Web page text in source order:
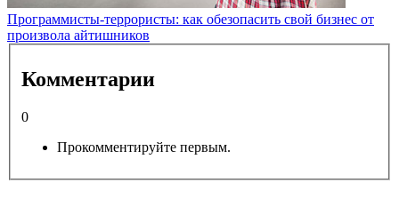
Программисты-террористы: как обезопасить свой бизнес от
произвола айтишников
Комментарии
0
Прокомментируйте первым.